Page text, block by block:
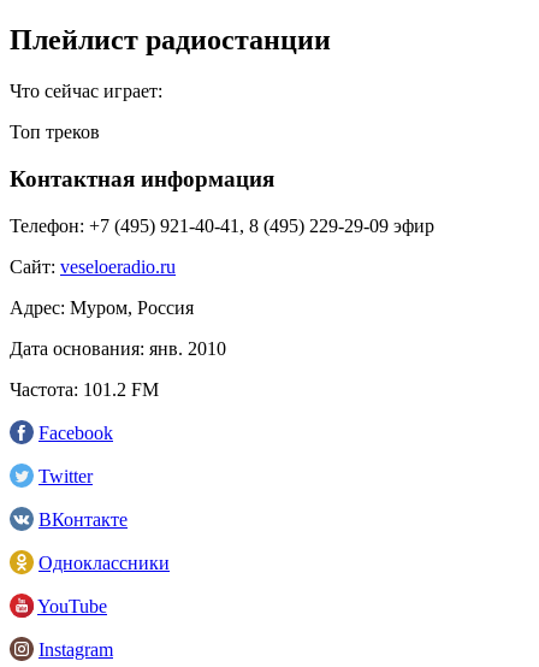
Плейлист радиостанции
Что сейчас играет:
Топ треков
Контактная информация
Телефон: +7 (495) 921‑40-41, 8 (495) 229-29-09 эфир
Сайт: veseloeradio.ru
Адрес: Муром, Россия
Дата основания: янв. 2010
Частота: 101.2 FM
Facebook
Twitter
ВКонтакте
Одноклассники
YouTube
Instagram